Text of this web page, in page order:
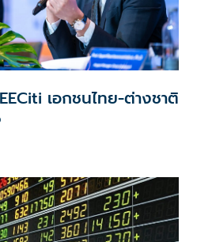
เอกชนไทย-ต่างชาติ